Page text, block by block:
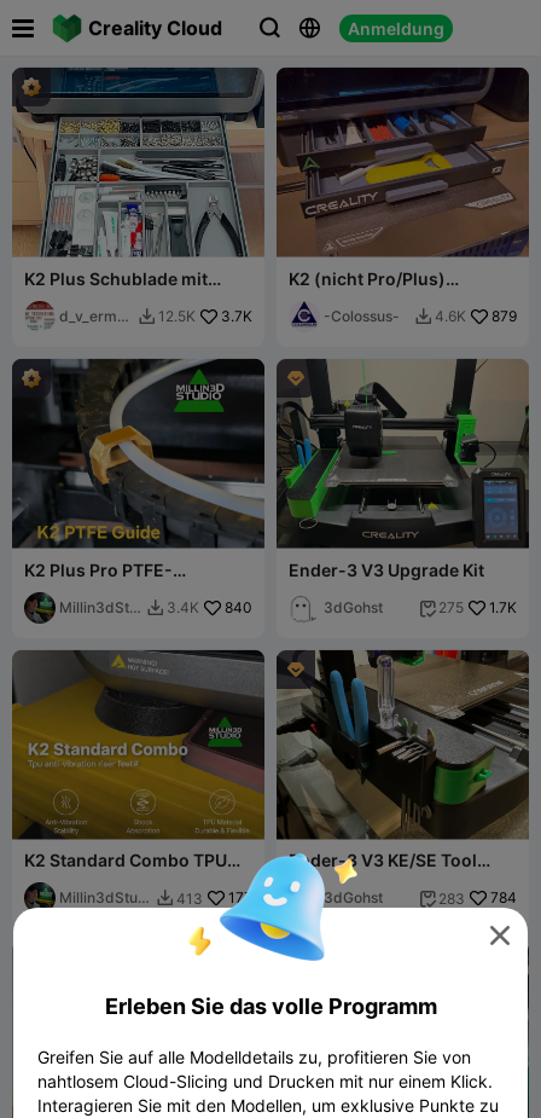
Creality Cloud   Anmeldung
 
K2 Plus Schublade mit
Bauplattenständer
d_v_ermak
 12.5K 3.7K
K2 (nicht Pro/Plus)
Schubladensockel
-Colossus-  4.6K 879
K2 Plus Pro PTFE-
Schlauchführung für die
Energieführungskette KEIN
VERKLEMMEN!!
Millin3dStu
 3.4K 840

Ender-3 V3 Upgrade Kit
3dGohst  275 1.7K
K2 Standard Combo TPU
Anti-Vibrations-Standfüße
Millin3dStudi  413 177

Ender-3 V3 KE/SE Tool
Holder Side Drawer
3dGohst  283 784


Erleben Sie das volle Programm
Greifen Sie auf alle Modelldetails zu, profitieren Sie von
nahtlosem Cloud-Slicing und Drucken mit nur einem Klick.
Interagieren Sie mit den Modellen, um exklusive Punkte zu